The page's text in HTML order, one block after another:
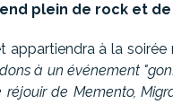
plein de rock et
appartiendra à la
à un événement
réjouir de Memento,